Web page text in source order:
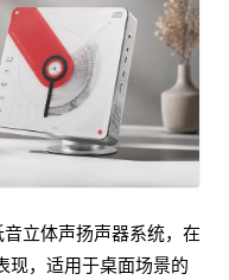
立体声扬声器系统，在
现，适用于桌面场景的